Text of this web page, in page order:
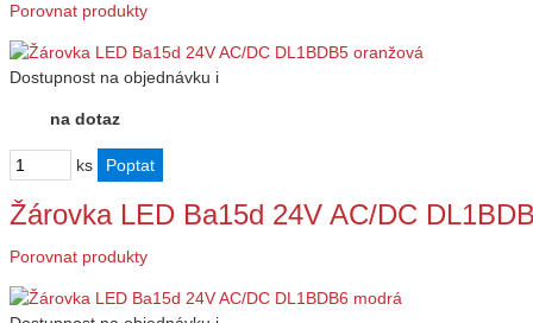
Porovnat produkty
Dostupnost na objednávku i
na dotaz
ks
Žárovka LED Ba15d 24V AC/DC
Porovnat produkty